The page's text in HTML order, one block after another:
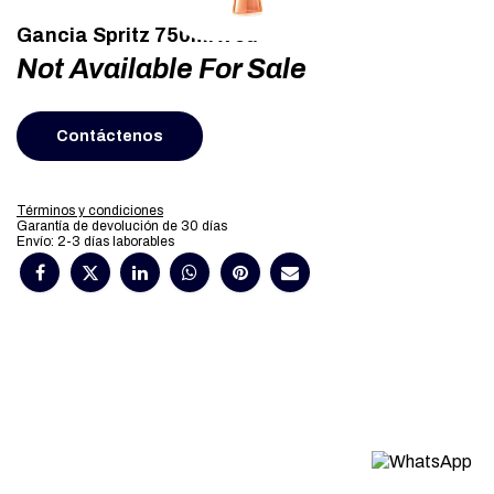
Gancia Spritz 750ml x 6u
Not Available For Sale
Contáctenos
Términos y condiciones
Garantía de devolución de 30 días
Envío: 2-3 días laborables